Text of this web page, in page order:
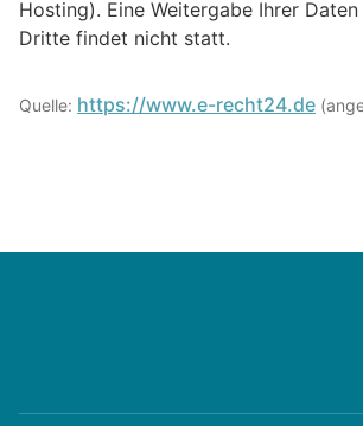
Hosting). Eine Weitergabe Ihrer
Dritte findet nicht statt.
Quelle: https://www.e-recht24.de